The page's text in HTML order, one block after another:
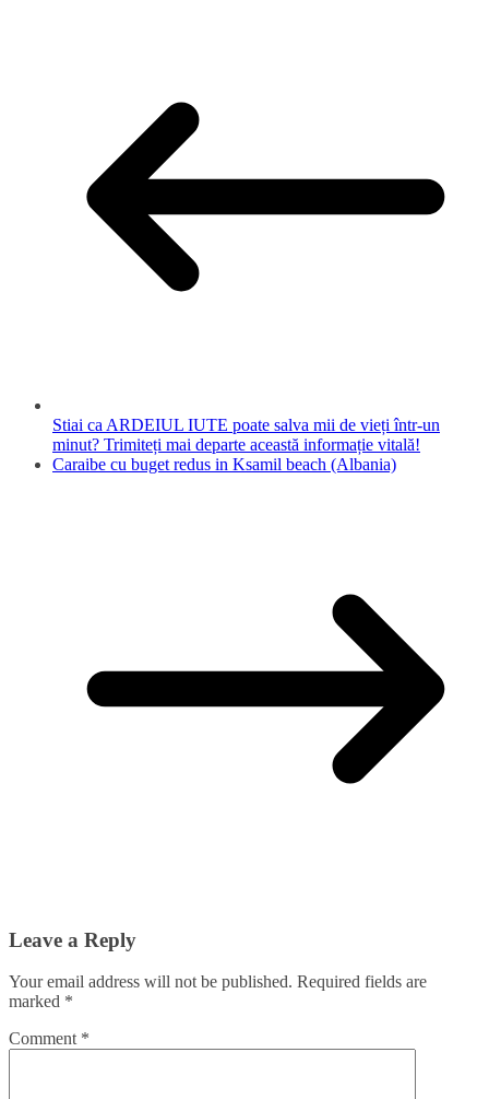
Stiai ca ARDEIUL IUTE poate salva mii de vieți într-un
minut? Trimiteți mai departe această informație vitală!
Caraibe cu buget redus in Ksamil beach (Albania)
Leave a Reply
Your email address will not be published. Required fields are
marked *
Comment *